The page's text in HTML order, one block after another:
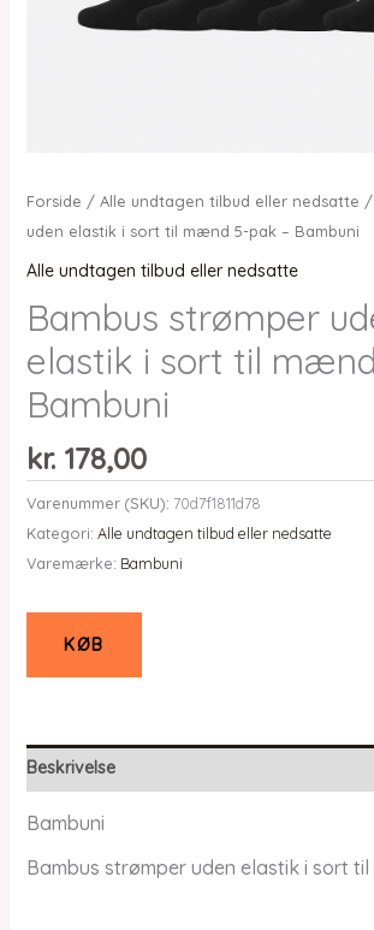
Forside / Alle undtagen tilbud eller nedsatte /
uden elastik i sort til mænd 5-pak – Bambuni
Alle undtagen tilbud eller nedsatte
Bambus strømper
elastik i sort til
Bambuni
kr.178,00
Varenummer (SKU): 70d7f1811d78
Kategori: Alle undtagen tilbud eller nedsatte
Varemærke: Bambuni
KØB
Beskrivelse
Bambuni
Bambus strømper uden elastik i sort